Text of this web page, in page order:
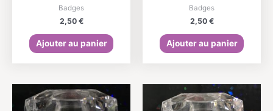
Badges
2,50 €
Ajouter au panier
Badges
2,50 €
Ajouter au panier